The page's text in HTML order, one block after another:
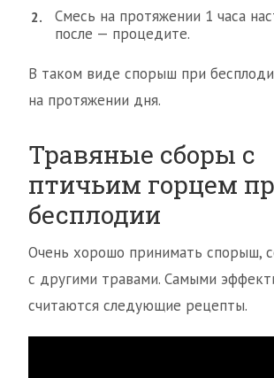
Смесь на протяжении 1 часа
после — процедите.
В таком виде спорыш при
на протяжении дня.
Травяные сборы с
птичьим горцем
бесплодии
Очень хорошо принимать спорыш,
с другими травами. Самыми
считаются следующие рецепты.